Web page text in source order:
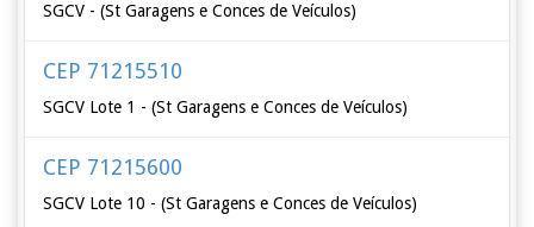
SGCV - (St Garagens e Conces de Veículos)
CEP 71215510
SGCV Lote 1 - (St Garagens e Conces de Veículos)
CEP 71215600
SGCV Lote 10 - (St Garagens e Conces de Veículos)